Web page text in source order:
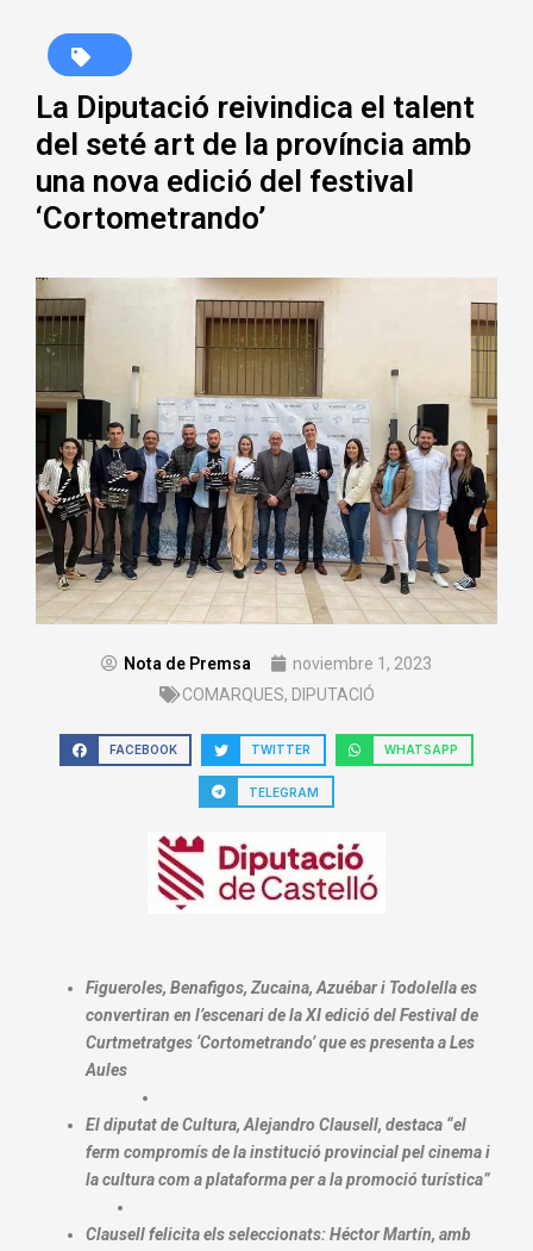
La Diputació reivindica el talent
del seté art de la província amb
una nova edició del festival
‘Cortometrando’
Nota de Premsa
noviembre 1, 2023
COMARQUES, DIPUTACIÓ
FACEBOOK TWITTER WHATSAPP
TELEGRAM
Figueroles, Benafigos, Zucaina, Azuébar i Todolella es
convertiran en l’escenari de la XI edició del Festival de
Curtmetratges ‘Cortometrando’ que es presenta a Les
Aules
El diputat de Cultura, Alejandro Clausell, destaca “el
ferm compromís de la institució provincial pel cinema i
la cultura com a plataforma per a la promoció turística”
Clausell felicita els seleccionats: Héctor Martín, amb